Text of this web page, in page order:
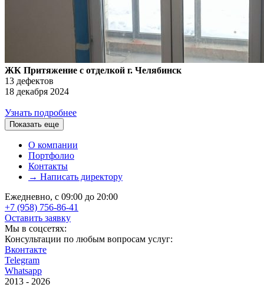
ЖК Притяжение с отделкой г. Челябинск
13 дефектов
18 декабря 2024
Узнать подробнее
Показать еще
О компании
Портфолио
Контакты
→ Написать директору
Ежедневно, с 09:00 до 20:00
+7 (958) 756-86-41
Оставить заявку
Мы в соцсетях:
Консультации по любым вопросам услуг:
Вконтакте
Telegram
Whatsapp
2013 - 2026